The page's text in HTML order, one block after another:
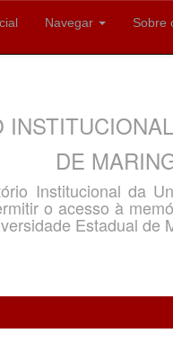
Navegar Sobre
DE
Institucional da
o acesso à
Estadual de